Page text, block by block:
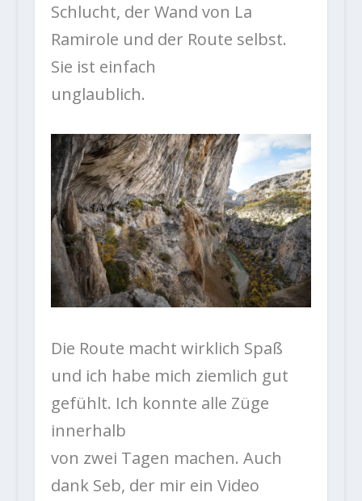
Schlucht, der Wand von La
Ramirole und der Route selbst.
Sie ist einfach
unglaublich.
Die Route macht wirklich Spaß
und ich habe mich ziemlich gut
gefühlt. Ich konnte alle Züge
innerhalb
von zwei Tagen machen. Auch
dank Seb, der mir ein Video